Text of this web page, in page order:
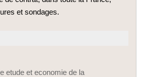
et sondages.
etude et economie de la